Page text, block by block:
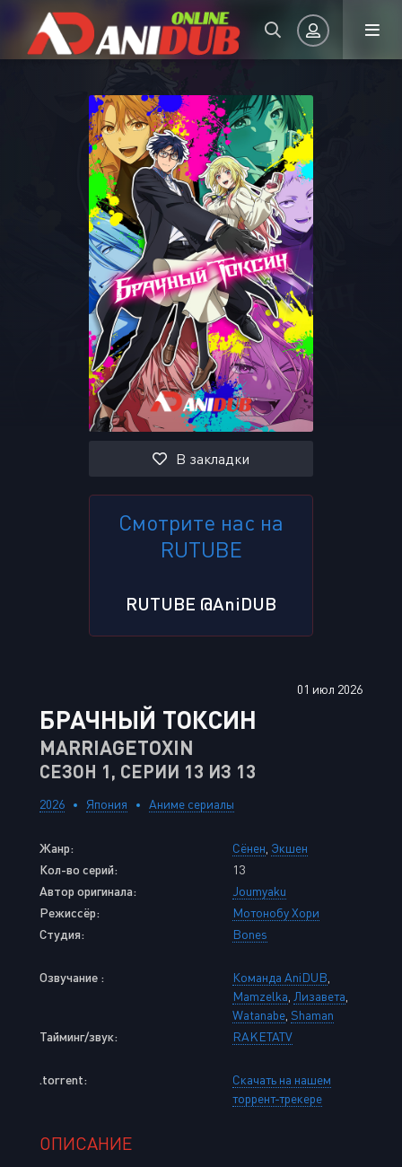
Авторизация
Запомнить
ВОЙТИ НА САЙТ
Регистрация Восстановить пароль
Или войти через
В закладки
Смотрите нас на
RUTUBE
RUTUBE @AniDUB
01 июл 2026
БРАЧНЫЙ ТОКСИН
MARRIAGETOXIN
СЕЗОН 1, СЕРИИ 13 ИЗ 13
2026 Япония Аниме сериалы
Жанр: Сёнен Экшен
Кол-во серий:
13
Автор оригинала:
Joumyaku
Режиссёр:
Мотонобу Хори
Студия:
Bones
Озвучание : Команда AniDUB
Mamzelka Лизавета
Watanabe Shaman
Тайминг/звук:
RAKETATV
.torrent:
Скачать на нашем
торрент-трекере
ОПИСАНИЕ